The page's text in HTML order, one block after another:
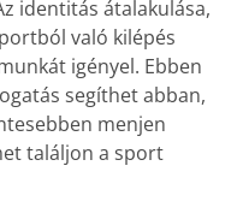
identitás átalakulása,
való kilépés
igényel. Ebben
segíthet abban,
menjen
találjon a sport